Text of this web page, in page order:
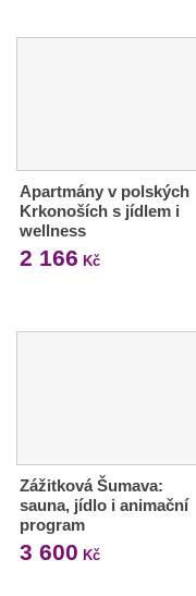
Apartmány v polských
Krkonoších s jídlem i
wellness
2 166 Kč
Zážitková Šumava:
sauna, jídlo i animační
program
3 600 Kč